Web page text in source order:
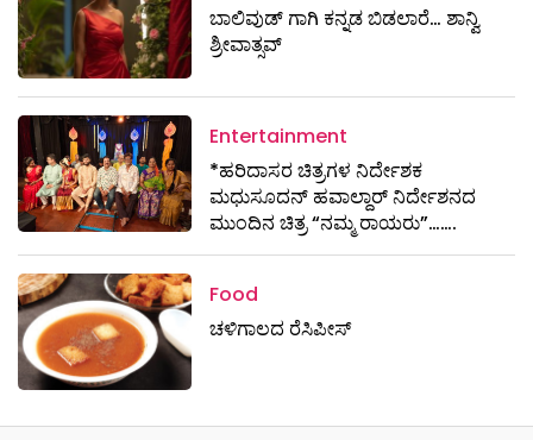
ಬಾಲಿವುಡ್ ಗಾಗಿ ಕನ್ನಡ ಬಿಡಲಾರೆ… ಶಾನ್ವಿ
ಶ್ರೀವಾತ್ಸವ್
Entertainment
*ಹರಿದಾಸರ ಚಿತ್ರಗಳ ನಿರ್ದೇಶಕ
ಮಧುಸೂದನ್ ಹವಾಲ್ದಾರ್ ನಿರ್ದೇಶನದ
ಮುಂದಿನ ಚಿತ್ರ “ನಮ್ಮ ರಾಯರು”…….
Food
ಚಳಿಗಾಲದ ರೆಸಿಪೀಸ್